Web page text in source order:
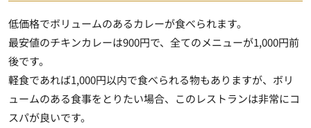
低価格でボリュームのあるカレーが食べられます。
最安値のチキンカレーは900円で、全てのメニューが1,000円前
後です。
軽食であれば1,000円以内で食べられる物もありますが、ボリ
ュームのある食事をとりたい場合、このレストランは非常にコ
スパが良いです。